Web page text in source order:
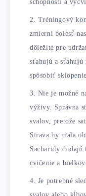
schopností a
Tréningový
zmierni bolesť
dôležité pre
sťahujú a sťahujú
spôsobiť
Nie je možné
výživy. Správna
svalov, pretože
Strava by mala
Sacharidy dodajú
cvičenie a
Je potrebné